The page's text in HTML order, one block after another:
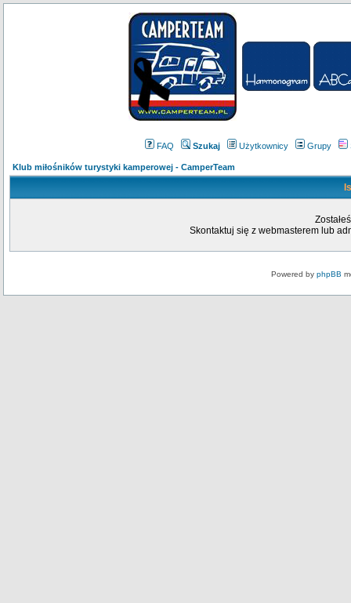
FAQ Szukaj Użytkownicy Grupy
Klub miłośników turystyki kamperowej - CamperTeam
Skontaktuj się z webmasterem lub
Powered by phpBB